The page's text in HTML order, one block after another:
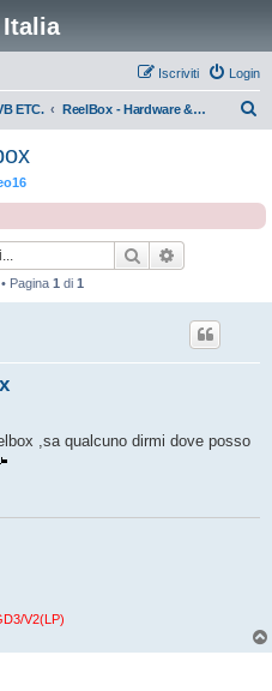
Italia
Login
Iscriviti
ETC. ReelBox - Hardware & Software
a
Cerca
Pagina 1 di 1
,sa qualcuno dirmi dove posso
V2(LP)